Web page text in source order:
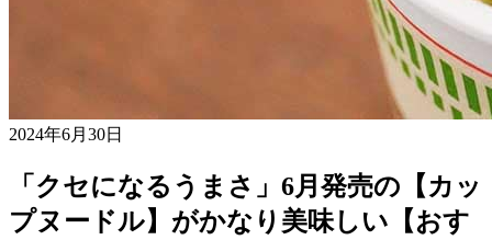
2024年6月30日
「クセになるうまさ」6月発売の【カッ
プヌードル】がかなり美味しい【おす